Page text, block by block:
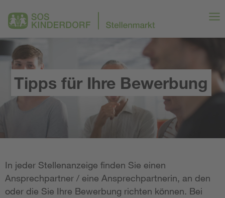
Tipps für Ihre Bewerbung
In jeder Stellenanzeige finden Sie einen
Ansprechpartner / eine Ansprechpartnerin, an den
oder die Sie Ihre Bewerbung richten können. Bei